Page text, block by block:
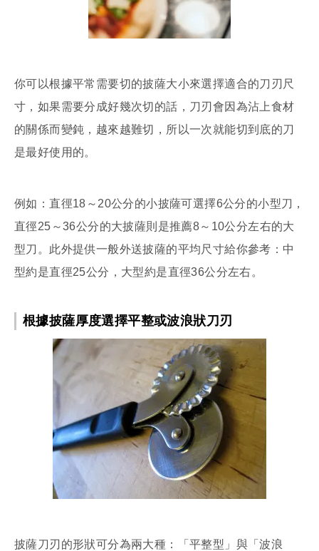
你可以根據平常需要切的披薩大小來選擇適合的刀刃尺
寸，如果需要分成好幾次切的話，刀刃會因為沾上食材
的關係而變鈍，越來越難切，所以一次就能切到底的刀
是最好使用的。
例如：直徑18～20公分的小披薩可選擇6公分的小型刀，
直徑25～36公分的大披薩則是推薦8～10公分左右的大
型刀。此外提供一般外送披薩的平均尺寸給你參考：中
型約是直徑25公分，大型約是直徑36公分左右。
根據披薩厚度選擇平整或波浪狀刀刃
披薩刀刃的形狀可分為兩大種：「平整型」與「波浪